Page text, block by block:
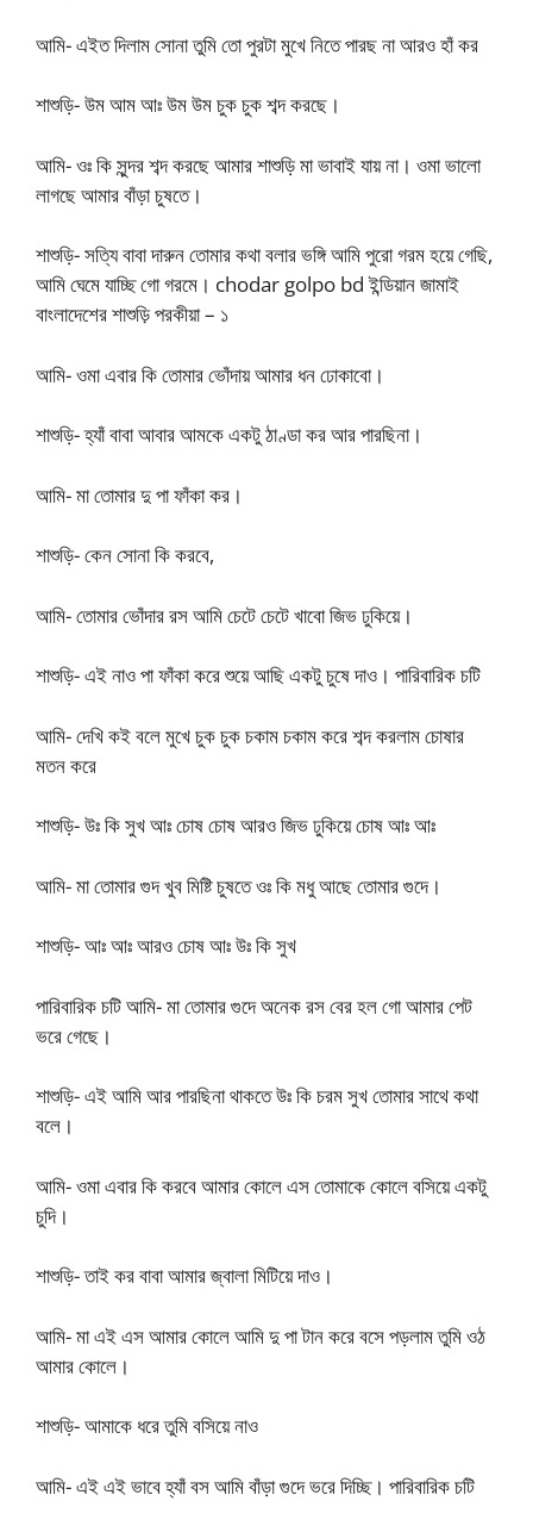
আমি- এইত দিলাম সোনা তুমি তো পুরটা মুখে নিতে পারছ না আরও হাঁ কর
শাশুড়ি- উম আম আঃ উম উম চুক চুক শব্দ করছে।
আমি- ওঃ কি সুন্দর শব্দ করছে আমার শাশুড়ি মা ভাবাই যায় না। ওমা ভালো
লাগছে আমার বাঁড়া চুষতে।
শাশুড়ি- সত্যি বাবা দারুন তোমার কথা বলার ভঙ্গি আমি পুরো গরম হয়ে গেছি,
আমি ঘেমে যাচ্ছি গো গরমে। chodar golpo bd ইন্ডিয়ান জামাই
বাংলাদেশের শাশুড়ি পরকীয়া – ১
আমি- ওমা এবার কি তোমার ভোঁদায় আমার ধন ঢোকাবো।
শাশুড়ি- হ্যাঁ বাবা আবার আমকে একটু ঠাণ্ডা কর আর পারছিনা।
আমি- মা তোমার দু পা ফাঁকা কর।
শাশুড়ি- কেন সোনা কি করবে,
আমি- তোমার ভোঁদার রস আমি চেটে চেটে খাবো জিভ ঢুকিয়ে।
শাশুড়ি- এই নাও পা ফাঁকা করে শুয়ে আছি একটু চুষে দাও। পারিবারিক চটি
আমি- দেখি কই বলে মুখে চুক চুক চকাম চকাম করে শব্দ করলাম চোষার
মতন করে
শাশুড়ি- উঃ কি সুখ আঃ চোষ চোষ আরও জিভ ঢুকিয়ে চোষ আঃ আঃ
আমি- মা তোমার গুদ খুব মিষ্টি চুষতে ওঃ কি মধু আছে তোমার গুদে।
শাশুড়ি- আঃ আঃ আরও চোষ আঃ উঃ কি সুখ
পারিবারিক চটি আমি- মা তোমার গুদে অনেক রস বের হল গো আমার পেট
ভরে গেছে।
শাশুড়ি- এই আমি আর পারছিনা থাকতে উঃ কি চরম সুখ তোমার সাথে কথা
বলে।
আমি- ওমা এবার কি করবে আমার কোলে এস তোমাকে কোলে বসিয়ে একটু
চুদি।
শাশুড়ি- তাই কর বাবা আমার জ্বালা মিটিয়ে দাও।
আমি- মা এই এস আমার কোলে আমি দু পা টান করে বসে পড়লাম তুমি ওঠ
আমার কোলে।
শাশুড়ি- আমাকে ধরে তুমি বসিয়ে নাও
আমি- এই এই ভাবে হ্যাঁ বস আমি বাঁড়া গুদে ভরে দিচ্ছি। পারিবারিক চটি